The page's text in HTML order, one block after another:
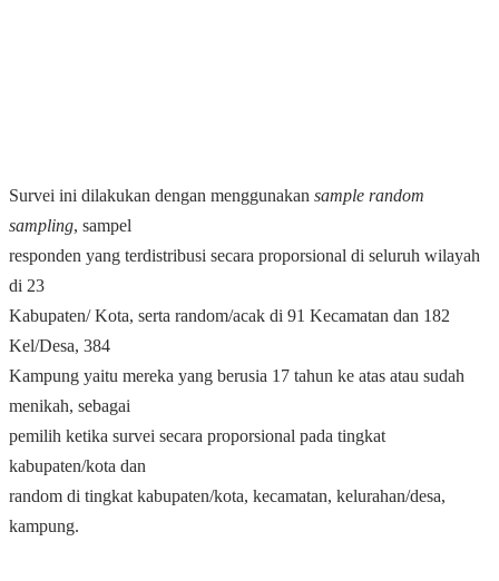
Survei ini dilakukan dengan menggunakan sample random
sampling, sampel
responden yang terdistribusi secara proporsional di seluruh wilayah
di 23
Kabupaten/ Kota, serta random/acak di 91 Kecamatan dan 182
Kel/Desa, 384
Kampung yaitu mereka yang berusia 17 tahun ke atas atau sudah
menikah, sebagai
pemilih ketika survei secara proporsional pada tingkat
kabupaten/kota dan
random di tingkat kabupaten/kota, kecamatan, kelurahan/desa,
kampung.